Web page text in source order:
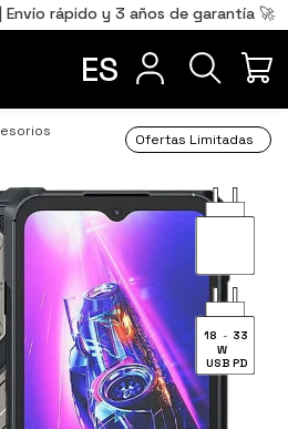
rápido y 3 años de garantía 🚀
ES
Ofertas Limitadas
18 - 33
W
USB PD
Total 0,00€
IR AL CARRITO
PT
FR